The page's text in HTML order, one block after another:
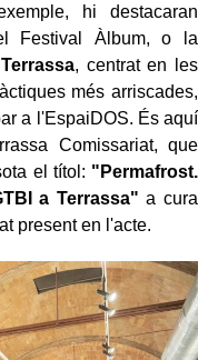
hi destacaran
Festival Àlbum, o la
Terrassa, centrat en les
més arriscades,
a l'EspaiDOS. És aquí
Comissariat, que
el títol: "Permafrost.
a Terrassa" a cura
present en l'acte.